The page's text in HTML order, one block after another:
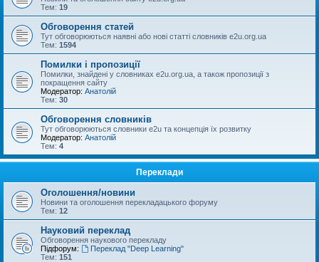
Тем: 19
Обговорення статей
Тут обговорюються наявні або нові статті словників e2u.org.ua
Тем: 1594
Помилки і пропозиції
Помилки, знайдені у словниках e2u.org.ua, а також пропозиції з
покращення сайту
Модератор: Анатолій
Тем: 30
Обговорення словників
Тут обговорюються словники e2u та концепція їх розвитку
Модератор: Анатолій
Тем: 4
Переклади
Оголошення/новини
Новини та оголошення перекладацького форуму
Тем: 12
Науковий переклад
Обговорення наукового перекладу
Підфорум:
Переклад "Deep Learning"
Тем: 151